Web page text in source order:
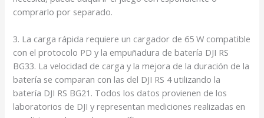
comprarlo por separado.
3. La carga rápida requiere un cargador de 65 W compatible
con el protocolo PD y la empuñadura de batería DJI RS
BG33. La velocidad de carga y la mejora de la duración de la
batería se comparan con las del DJI RS 4 utilizando la
batería DJI RS BG21. Todos los datos provienen de los
laboratorios de DJI y representan mediciones realizadas en